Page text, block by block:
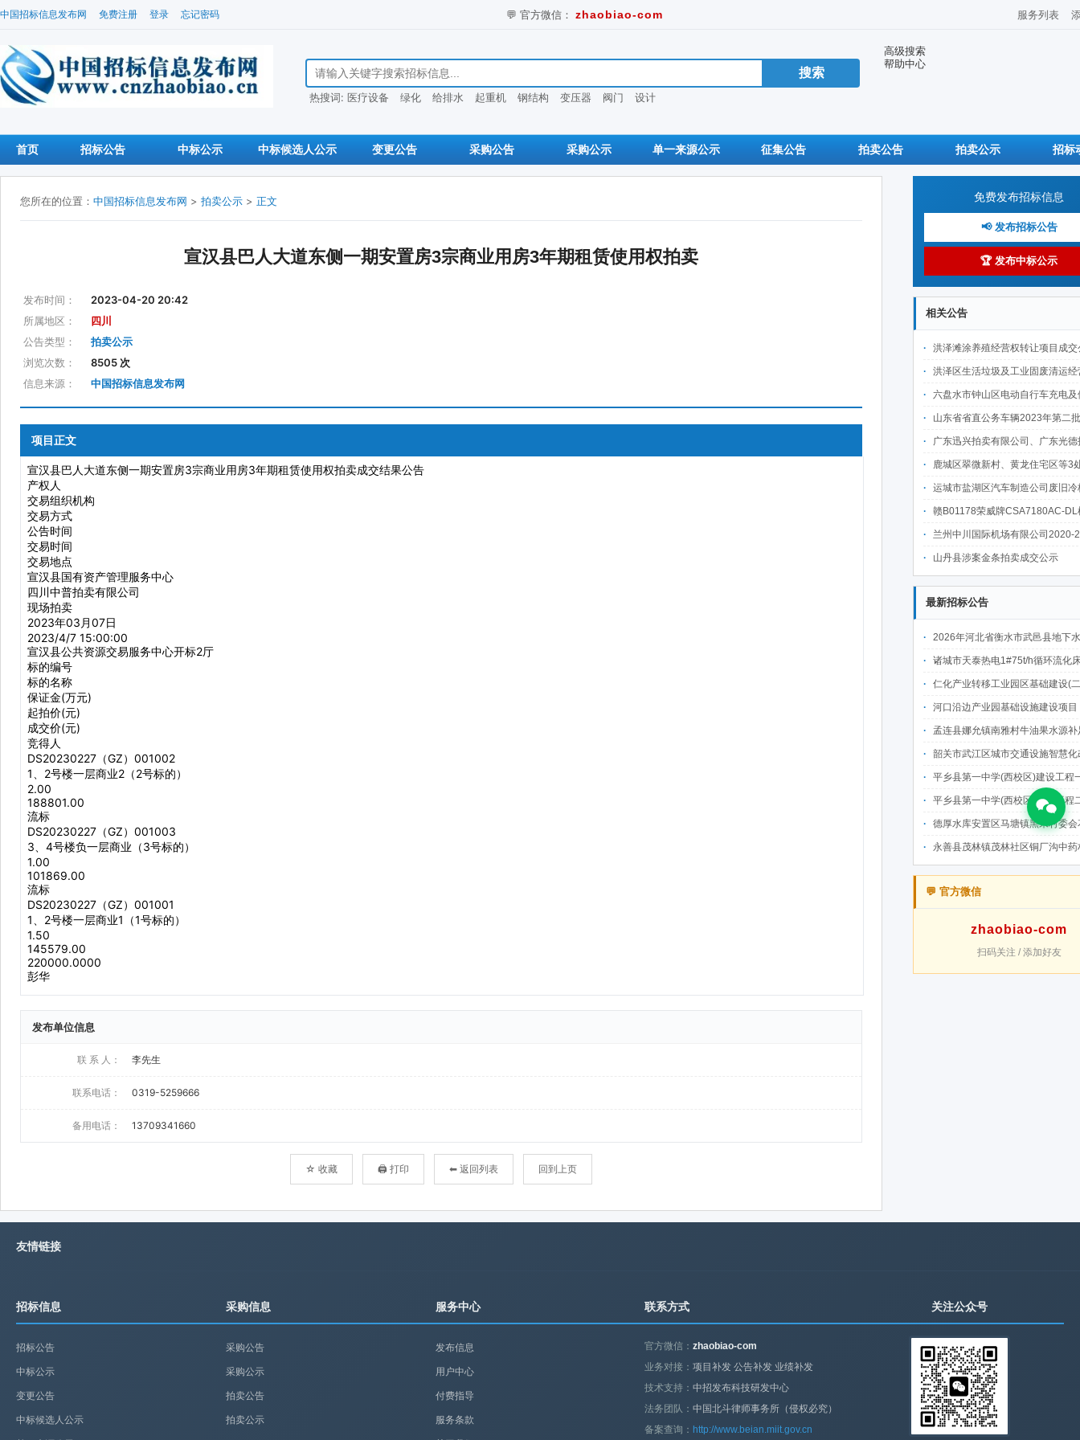
中国招标信息发布网 免费注册 登录 忘记密码 💬 官方微信： zhaobiao-com 服务列表
搜索招标信息
热搜词: 医疗设备 绿化 给排水 起重机 钢结构 变压器 阀门 设计
高级搜索
帮助中心
首页 招标公告 中标公示 中标候选人公示 变更公告 采购公告 采购公示 单一来源公示 征集公告 拍卖公告 拍卖公示 招标
您所在的位置： 中国招标信息发布网 > 拍卖公示 > 正文
宣汉县巴人大道东侧一期安置房3宗商业用房3年期租赁使用权拍卖
发布时间：
2023-04-20 20:42
所属地区：
四川
公告类型：
拍卖公示
浏览次数：
8505 次
信息来源：
中国招标信息发布网
项目正文
发布单位信息
联 系 人： 李先生
联系电话： 0319-5259666
备用电话： 13709341660
☆ 收藏 🖨 打印 ⬅ 返回列表 回到上页
免费发布招标信息
📢 发布招标公告
🏆 发布中标公示
相关公告
洪泽滩涂养殖经营权转让项目成交
洪泽区生活垃圾及工业固废清运经营权转让项目成
六盘水市钟山区电动自行车充电及便民服务设施建设项目市政公共资源有偿使用经营权出让
山东省省直公务车辆2023年第二批公开拍卖公告--日照拍卖中
广东迅兴拍卖有限公司、广东光德拍卖有限公司国有/罚没物资网络联
鹿城区翠微新村、黄龙住宅区等3处房产租赁权
运城市盐湖区汽车制造公司废旧冷板压块一批拍卖公告（预估
赣B01178荣威牌CSA7180AC-DL机动车第二次拍
兰州中川国际机场有限公司2020-2021年报废资产拍卖
山丹县涉案金条拍卖成交公示
最新招标公告
2026年河北省衡水市武邑县地下水水源置换工程（微咸水改造提升）施工
诸城市天泰热电1#75t/h循环流化床锅炉及配套设施升级改造项目（设计施工一体
仁化产业转移工业园区基础建设(二期)一韶关仁化产业园区工业二路道路及桥梁(西侧扩园段)建设
河口沿边产业园基础设施建设项目（二期）设计施工总承包（EPC）(三次
孟连县娜允镇南雅村牛油果水源补足提质增效建设项目
韶关市武江区城市交通设施智慧化改造提升项目-基础建设工程（一期）A标段施
平乡县第一中学(西校区)建设工程一标段施工
平乡县第一中学(西校区)建设工程二标段施工
德厚水库安置区马塘镇黑末村委会花庄移民安置点美丽家园·移民新村建设项
永善县茂林镇茂林社区铜厂沟中药材产业配套水利设施建设项目
💬 官方微信
zhaobiao-com
扫码关注 / 添加好友
友情链接
招标信息
招标公告
中标公示
变更公告
中标候选人公示
采购信息
采购公告
采购公示
拍卖公告
拍卖公示
服务中心
发布信息
用户中心
付费指导
服务条款
联系方式
官方微信：zhaobiao-com
业务对接：项目补发 公告补发 业绩补发
技术支持：中招发布科技研发中心
法务团队：中国北斗律师事务所（侵权必究）
备案查询： http://www.beian.miit.gov.cn
关注公众号